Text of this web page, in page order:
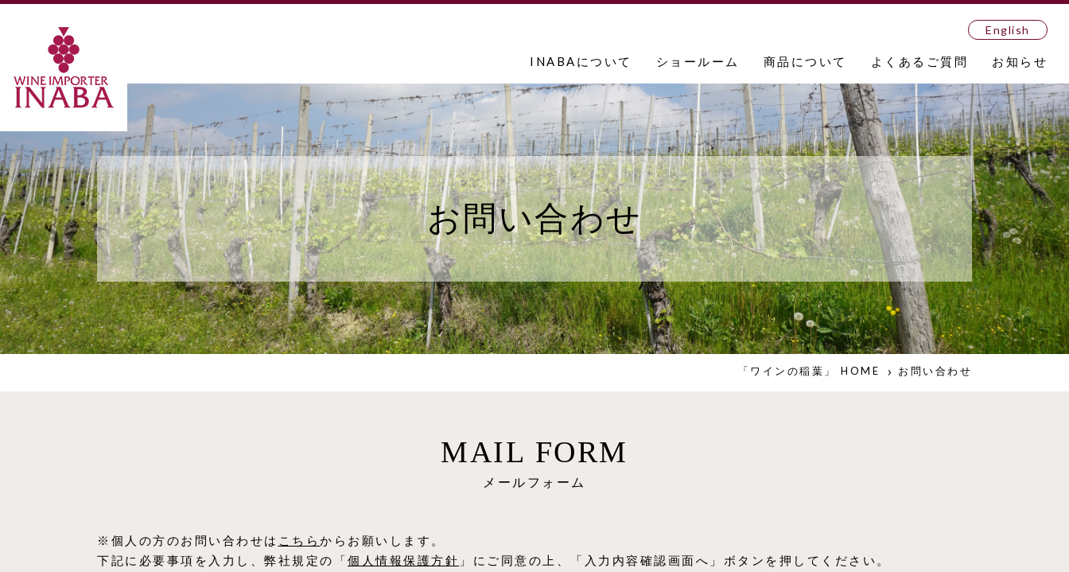
English
INABAについて ショールーム 商品について よくあるご質問 お知らせ
お問い合わせ
「ワインの稲葉」 HOME お問い合わせ
MAIL FORM
メールフォーム
※個人の方のお問い合わせは こちら からお願いします。
下記に必要事項を入力し、弊社規定の「個⼈情報保護⽅針 」にご同意の上、「入力内容確認画面へ」ボタンを押してください。